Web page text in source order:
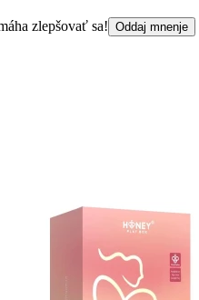
zlepšovať sa! Oddaj mnenje